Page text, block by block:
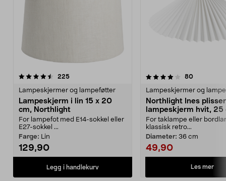
225anmeldelser
Lampeskjermer og lampeføtter
Lampeskjerm i lin 15 x 20
cm, Northlight
For lampefot med E14-sokkel eller
E27-sokkel ...
Farge: Lin
129,90
Legg i handlekurv
4.0 av 5 stjerner 80
Lampeskjermer og
Northlight Ines
lampeskjerm hvit, 25
36 cm
For taklampe eller
klassisk retro...
Diameter: 36 cm
49,90
Les mer
4.5 av 5 stjerner